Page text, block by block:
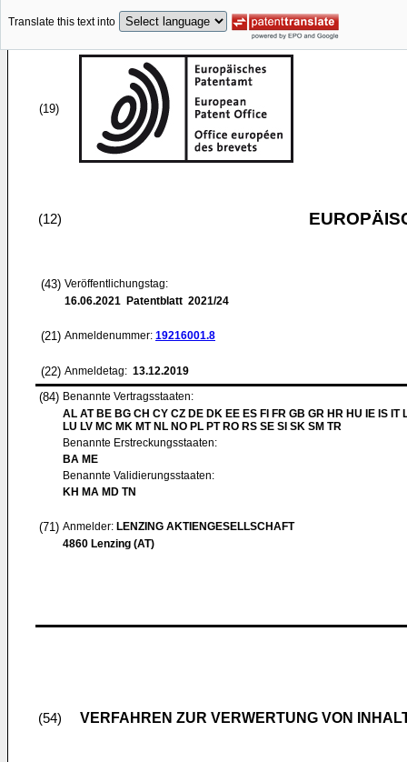
Translate this text into
(19)
(12)
(43) Veröffentlichungstag:
16.06.2021 Patentblatt 2021/24
(21) Anmeldenummer: 19216001.8
(22) Anmeldetag: 13.12.2019
(84) Benannte Vertragsstaaten:
AL AT BE BG CH CY CZ DE DK EE ES FI FR GB GR HR HU IE IS IT
LU LV MC MK MT NL NO PL PT RO RS SE SI SK SM TR
Benannte Erstreckungsstaaten:
BA ME
Benannte Validierungsstaaten:
KH MA MD TN
(71) Anmelder: LENZING AKTIENGESELLSCHAFT
4860 Lenzing (AT)
(54) VERFAHREN ZUR VERWERTUNG VON